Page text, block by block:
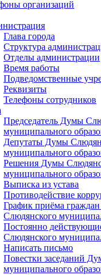
организаций
Глава города
Структура
Отделы администрации
Время работы
Подведомственные
Реквизиты
Телефоны сотрудников
Председатель Думы
муниципального
Депутаты Думы
муниципального
Решения Думы
муниципального
Выписка из устава
Противодействие
График приёма
Слюдянского
Постоянно
Слюдянского
Написать письмо
Повестки заседаний
муниципального